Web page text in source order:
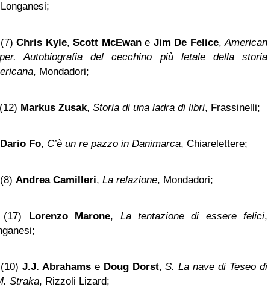
Chris Kyle, Scott McEwane Jim De Felice,American
Autobiografia del cecchino più letale della storia
, Mondadori;
Markus Zusak, Storia di una ladra di libri, Frassinelli;
Dario Fo, C’è un re pazzo in Danimarca, Chiarelettere;
Andrea Camilleri, La relazione, Mondadori;
(17) Lorenzo Marone, La tentazione di essere felici,
J.J. Abrahamse Doug Dorst,S. La nave di Teseo di
Straka, Rizzoli Lizard;